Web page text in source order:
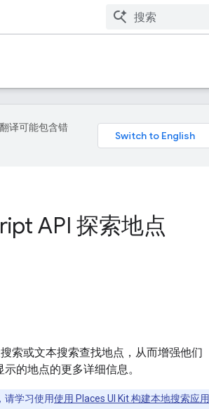
译可能包含错
API 探索地点
索或文本搜索查找地点，从而增强他们
的地点的更多详细信息。
请学习使用使用 Places UI Kit 构建本地搜索应用